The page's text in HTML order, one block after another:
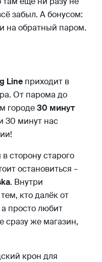
забыл. А бонусом:
на обратный паром.
Line приходит в
От парома до
городе30 минут
30 минут нас
сторону старого
остановиться –
. Внутри
кто далёк от
просто любит
сразу же магазин,
крон для